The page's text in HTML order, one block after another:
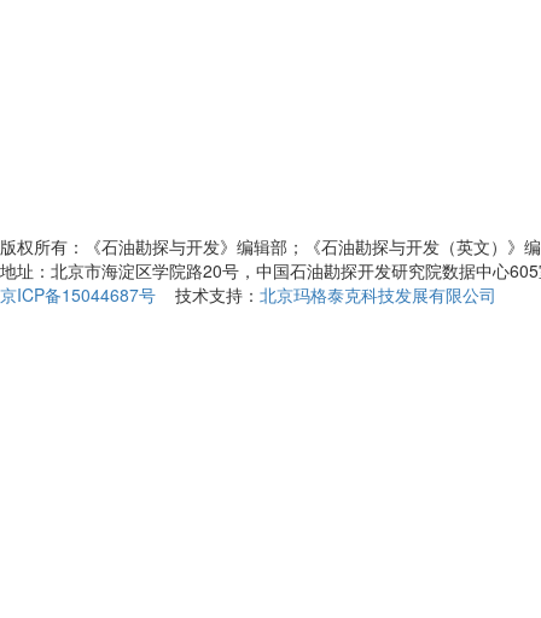
版权所有：《石油勘探与开发》编辑部；《石油勘探与开发（英文）》
地址：北京市海淀区学院路20号，中国石油勘探开发研究院数据中心
京ICP备15044687号 技术支持： 北京玛格泰克科技发展有限公司